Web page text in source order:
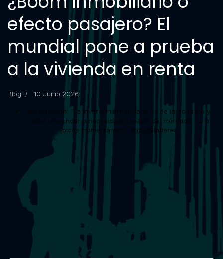
efecto pasajero? El
mundial pone a prueba
a la vivienda en renta
Blog 10 Junio 2026
Descripción: “La inversión inmobiliaria es de largo plazo y
debe responder a necesidades reales del mercado, no a
picos momentáneos”, dijo Valladares